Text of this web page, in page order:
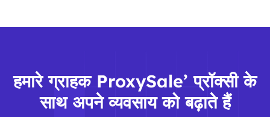
हमारे ग्राहक ProxySale’ प्रॉक्सी के
साथ अपने व्यवसाय को बढ़ाते हैं